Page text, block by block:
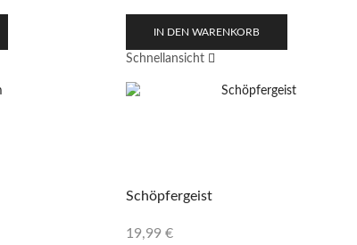
IN DEN WARENKORB
Schnellansicht
Schöpfergeist
19,99 €